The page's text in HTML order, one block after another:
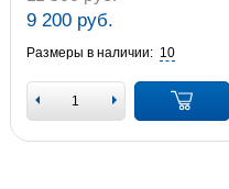
9 200 руб.
Размеры в наличии: 10